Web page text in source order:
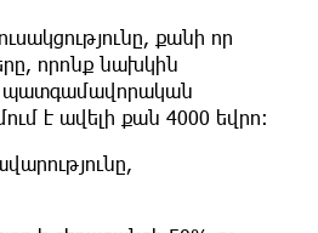
քանի որ
որոնք նախկին
պատգամավորական
է ավելի քան 4000 եվրո։